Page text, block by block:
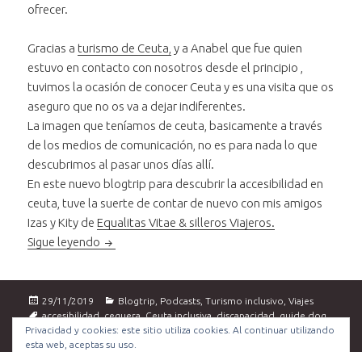
ofrecer.
Gracias a turismo de Ceuta, y a Anabel que fue quien
estuvo en contacto con nosotros desde el principio ,
tuvimos la ocasión de conocer Ceuta y es una visita que os
aseguro que no os va a dejar indiferentes.
La imagen que teníamos de ceuta, basicamente a través
de los medios de comunicación, no es para nada lo que
descubrimos al pasar unos días allí.
En este nuevo blogtrip para descubrir la accesibilidad en
ceuta, tuve la suerte de contar de nuevo con mis amigos
Izas y Kity de Equalitas Vitae & silleros Viajeros.
Sigue leyendo Ceuta inclusiva. Una Ciudad que os va a
Publicado
el
29/11/2019 Categorías
Blogtrip Podcasts ,Turismo inclusivo ,Viajes
Etiquetas
accesibilidad,ceguera,Ceuta inclusiva,discapacidad,guide dog,
Palacio de la Asamblea,perros guía,podcast, Puerta Califal ,silla de
ruedas,silleros viajeros,
Privacidad y cookies: este sitio utiliza cookies. Al continuar utilizando
esta web, aceptas su uso.